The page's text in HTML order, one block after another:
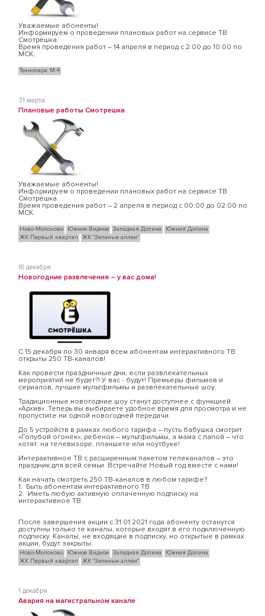
Уважаемые абоненты!
Информируем о проведении плановых работ на сервисе ТВ
Смотрёшка.
Время проведения работ – 14 апреля в период с 2:00 до 10:00 по
МСК.
Технопарк М-4
31 марта
Плановые работы Смотрешка
Уважаемые абоненты!
Информируем о проведении плановых работ на сервисе ТВ
Смотрёшка.
Время проведения работ – 2 апреля в период с 00:00 до 02:00 по
МСК.
Ново-Молоково Южное Видное Западная Долина
Южная Долина
ЖК Первый квартал
ЖК "Зеленые аллеи"
16 декабря
Новогодние развлечения – у вас дома!
С 15 декабря по 30 января всем абонентам интерактивного ТВ
открыты 250 ТВ-каналов!
Как провести праздничные дни, если развлекательных
мероприятий не будет?! У вас - будут! Премьеры фильмов и
сериалов, лучшие мультфильмы и развлекательные шоу.
Традиционные новогодние шоу станут доступнее с функцией
«Архив». Теперь вы выбираете удобное время для просмотра и не
пропустите ни одной новогодней передачи.
До 5 устройств в рамках любого тарифа – пусть бабушка смотрит
«Голубой огонек», ребенок – мультфильмы, а мама с папой – что
хотят: на телевизоре, планшете или ноутбуке!
Интерактивное ТВ с расширенным пакетом телеканалов – это
праздник для всей семьи. Встречайте Новый год вместе с нами!
Как начать смотреть 250 ТВ-каналов в любом тарифе?
1. Быть абонентам интерактивного ТВ
2. Иметь любую активную оплаченную подписку на
интерактивное ТВ
После завершения акции с 31.01.2021 года абоненту останутся
доступны только те каналы, которые входят в его подключенную
подписку. Каналы, не входящие в подписку, но открытые в рамках
акции, будут закрыты.
Ново-Молоково Южное Видное Западная Долина
Южная Долина
ЖК Первый квартал
ЖК "Зеленые аллеи"
1 декабря
Авария на магистральном канале